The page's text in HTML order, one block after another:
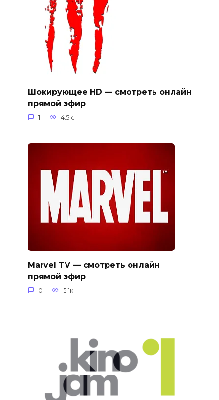
Шокирующее HD — смотреть онлайн
прямой эфир
1 4.5к.
Marvel TV — смотреть онлайн
прямой эфир
0 5.1к.